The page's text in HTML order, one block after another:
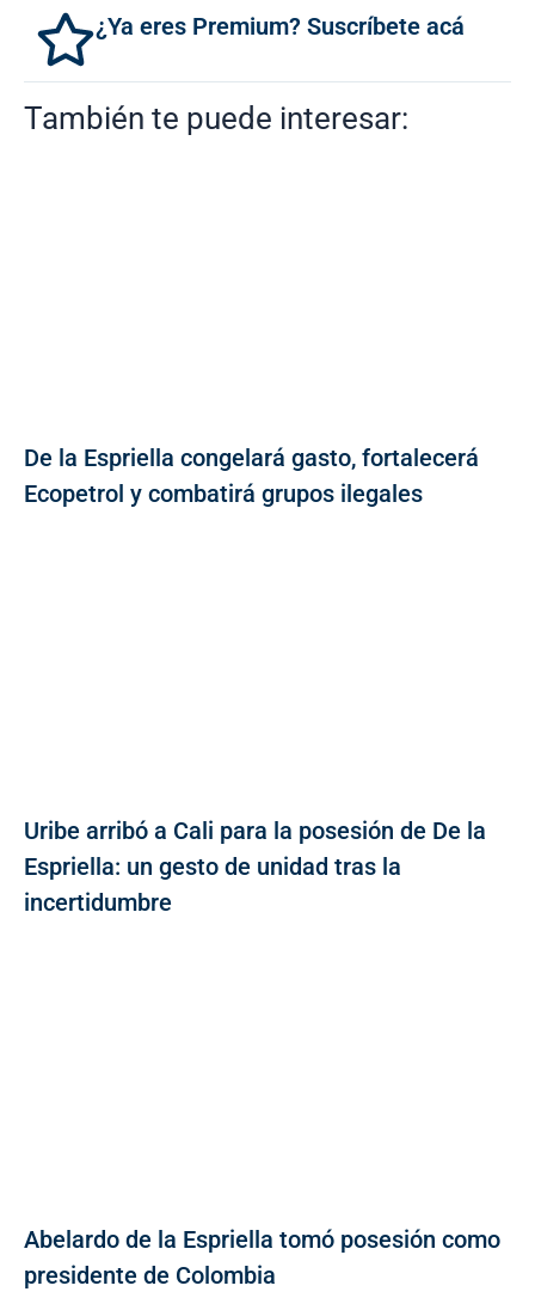
¿Ya eres Premium? Suscríbete acá
También te puede interesar:
De la Espriella congelará gasto, fortalecerá
Ecopetrol y combatirá grupos ilegales
Uribe arribó a Cali para la posesión de De la
Espriella: un gesto de unidad tras la
incertidumbre
Abelardo de la Espriella tomó posesión como
presidente de Colombia